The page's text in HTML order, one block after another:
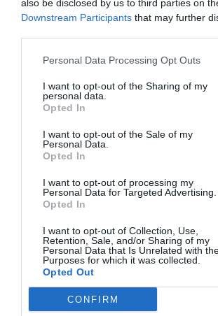
also be disclosed by us to third parties on
Downstream Participants that may further
Personal Data Processing Opt Outs
I want to opt-out of the Sharing of my
personal data.
Opted In
I want to opt-out of the Sale of my
Personal Data.
Opted In
I want to opt-out of processing my
Personal Data for Targeted Advertising.
Opted In
I want to opt-out of Collection, Use,
Retention, Sale, and/or Sharing of my
Personal Data that Is Unrelated with
Purposes for which it was collected.
Opted Out
CONFIRM
en tensión arterial
14/06/2022
Cómo lancé una
ASISTENCIAL 07/06/2022
Destacados
de uso humano:
trazabilidad